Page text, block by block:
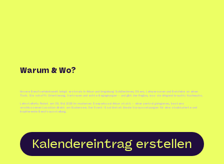
Warum & Wo?
Unsere Berufserlebniswelt bringt erstmals in Arbon und Umgebung Schüler:innen, Eltern, Lehrpersonen und Betriebe an einen
Tisch. Sie schafft Orientierung, Vertrauen und echte Begegnungen – und gibt der Region, was sie dringend braucht: Nachwuchs.
Lehrstelle4u findet am 09. Mai 2026 im modernen Seeparksaal Arbon statt – einer zentral gelegenen, bestens
erschlossenen Location direkt am Bodensee. Der Event-Saal bietet ideale Voraussetzungen für eine strukturierte und
inspirierende Berufsausstellung.
Kalendereintrag erstellen